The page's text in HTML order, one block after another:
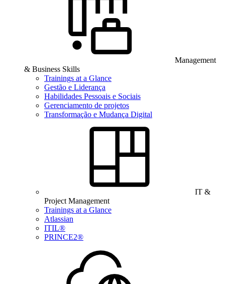
Management
& Business Skills
Trainings at a Glance
Gestão e Liderança
Habilidades Pessoais e Sociais
Gerenciamento de projetos
Transformação e Mudança Digital
IT &
Project Management
Trainings at a Glance
Atlassian
ITIL®
PRINCE2®